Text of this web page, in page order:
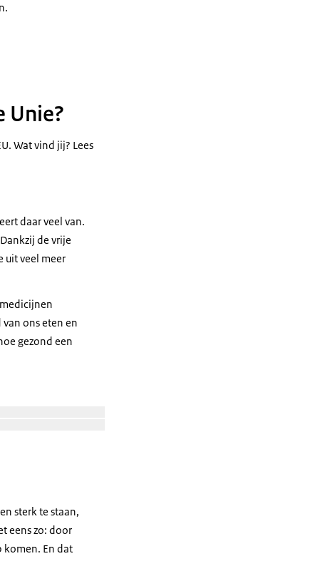
Unie?
Wat vind jij? Lees
daar veel van.
de vrije
uit veel meer
ons eten en
gezond een
sterk te staan,
eens zo: door
En dat